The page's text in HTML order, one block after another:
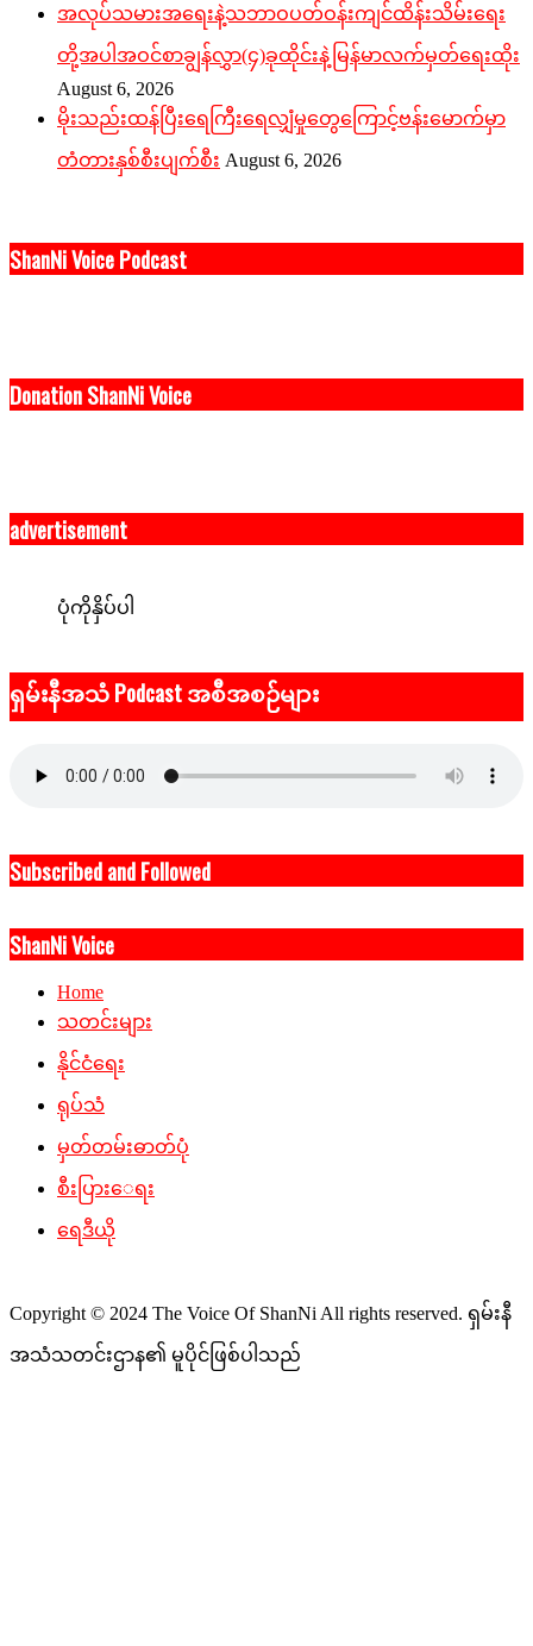
အလုပ်သမားအရေးနဲ့သဘာဝပတ်ဝန်းကျင်ထိန်းသိမ်းရေး
တို့အပါအဝင်စာချွန်လွှာ(၄)ခုထိုင်းနဲ့မြန်မာလက်မှတ်ရေးထိုး
August 6, 2026
မိုးသည်းထန်ပြီးရေကြီးရေလျှံမှုတွေကြောင့်ဗန်းမောက်မှာ
တံတားနှစ်စီးပျက်စီး August 6, 2026
ShanNi Voice Podcast
Donation ShanNi Voice
advertisement
ပုံကိုနှိပ်ပါ
ရှမ်းနီအသံ Podcast အစီအစဉ်များ
Subscribed and Followed
ShanNi Voice
Home
သတင်းများ
နိုင်ငံရေး
ရုပ်သံ
မှတ်တမ်းဓာတ်ပုံ
စီးပြားေရး
ရေဒီယို
Copyright © 2024 The Voice Of ShanNi All rights reserved. ရှမ်းနီ
အသံသတင်းဌာန၏ မူပိုင်ဖြစ်ပါသည်